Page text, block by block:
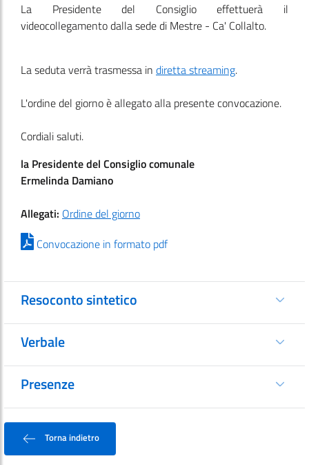
La Presidente del Consiglio effettuerà il
videocollegamento dalla sede di Mestre - Ca' Collalto.
La seduta verrà trasmessa in diretta streaming.
L'ordine del giorno è allegato alla presente convocazione.
Cordiali saluti.
la Presidente del Consiglio comunale
Ermelinda Damiano
Allegati: Ordine del giorno
Convocazione in formato pdf
Resoconto sintetico
Verbale
Presenze
Torna indietro